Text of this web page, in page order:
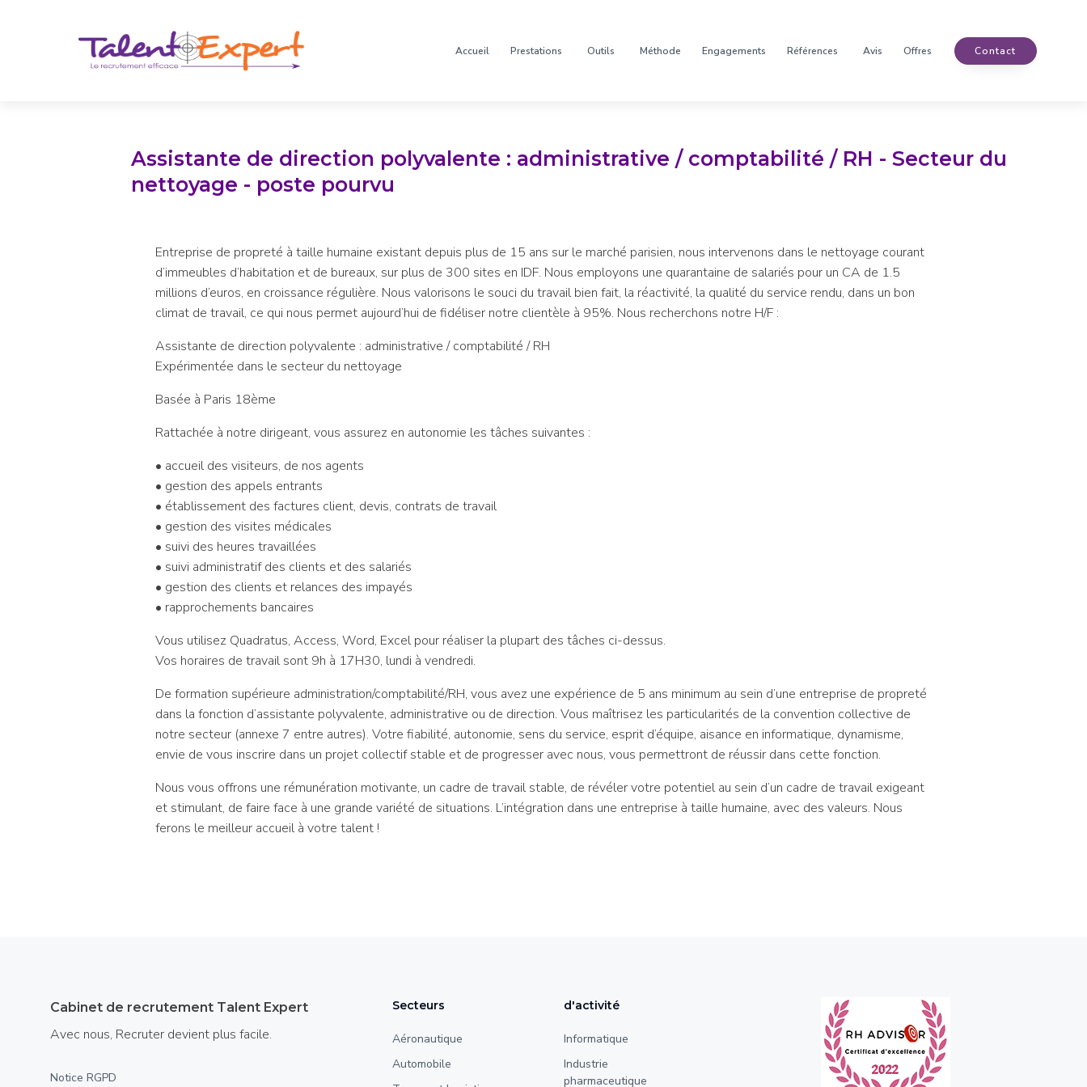
Accueil Prestations Outils Méthode Engagements Références Avis Offres Contact
Assistante de direction polyvalente : administrative / comptabilité / RH - Secteur du
nettoyage - poste pourvu
Entreprise de propreté à taille humaine existant depuis plus de 15 ans sur le marché parisien, nous intervenons dans le nettoyage courant
d’immeubles d’habitation et de bureaux, sur plus de 300 sites en IDF. Nous employons une quarantaine de salariés pour un CA de 1.5
millions d’euros, en croissance régulière. Nous valorisons le souci du travail bien fait, la réactivité, la qualité du service rendu, dans un bon
climat de travail, ce qui nous permet aujourd’hui de fidéliser notre clientèle à 95%. Nous recherchons notre H/F :
Assistante de direction polyvalente : administrative / comptabilité / RH
Expérimentée dans le secteur du nettoyage
Basée à Paris 18ème
Rattachée à notre dirigeant, vous assurez en autonomie les tâches suivantes :
• accueil des visiteurs, de nos agents
• gestion des appels entrants
• établissement des factures client, devis, contrats de travail
• gestion des visites médicales
• suivi des heures travaillées
• suivi administratif des clients et des salariés
• gestion des clients et relances des impayés
• rapprochements bancaires
Vous utilisez Quadratus, Access, Word, Excel pour réaliser la plupart des tâches ci-dessus.
Vos horaires de travail sont 9h à 17H30, lundi à vendredi.
De formation supérieure administration/comptabilité/RH, vous avez une expérience de 5 ans minimum au sein d’une entreprise de propreté
dans la fonction d’assistante polyvalente, administrative ou de direction. Vous maîtrisez les particularités de la convention collective de
notre secteur (annexe 7 entre autres). Votre fiabilité, autonomie, sens du service, esprit d’équipe, aisance en informatique, dynamisme,
envie de vous inscrire dans un projet collectif stable et de progresser avec nous, vous permettront de réussir dans cette fonction.
Nous vous offrons une rémunération motivante, un cadre de travail stable, de révéler votre potentiel au sein d’un cadre de travail exigeant
et stimulant, de faire face à une grande variété de situations. L’intégration dans une entreprise à taille humaine, avec des valeurs. Nous
ferons le meilleur accueil à votre talent !
Cabinet de recrutement Talent Expert
Avec nous, Recruter devient plus facile.
Notice RGPD
Secteurs
Aéronautique
Automobile
d'activité
Informatique
Industrie
pharmaceutique